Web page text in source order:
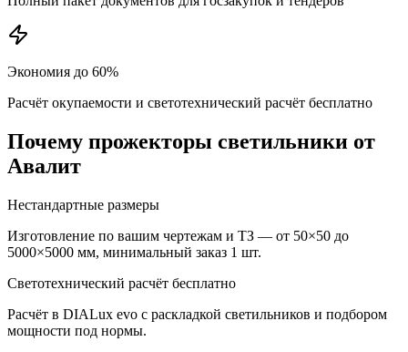
Экономия до 60%
Расчёт окупаемости и светотехнический расчёт бесплатно
Почему прожекторы светильники от
Авалит
Нестандартные размеры
Изготовление по вашим чертежам и ТЗ — от 50×50 до
5000×5000 мм, минимальный заказ 1 шт.
Светотехнический расчёт бесплатно
Расчёт в DIALux evo с раскладкой светильников и подбором
мощности под нормы.